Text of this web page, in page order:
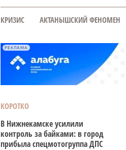
КРИЗИС АКТАНЫШСКИЙ ФЕНОМЕН
РЕКЛАМА
КОРОТКО
В Нижнекамске усилили
контроль за байками: в город
прибыла спецмотогруппа ДПС